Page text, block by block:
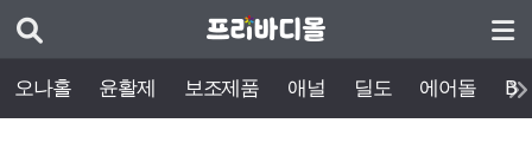
오나홀 윤활제 보조제품 애널 딜도 에어돌